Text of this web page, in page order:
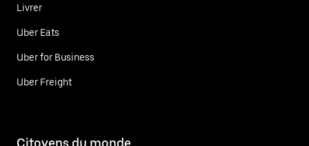
Livrer
Uber Eats
Uber for Business
Uber Freight
Citoyens du monde